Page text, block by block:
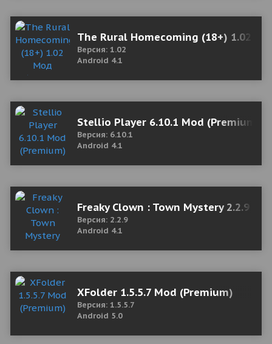
The Rural Homecoming (18+) 1.02
Версия: 1.02
Android 4.1
Stellio Player 6.10.1 Mod (Premium)
Версия: 6.10.1
Android 4.1
Freaky Clown : Town Mystery 2.2.9
Версия: 2.2.9
Android 4.1
XFolder 1.5.5.7 Mod (Premium)
Версия: 1.5.5.7
Android 5.0